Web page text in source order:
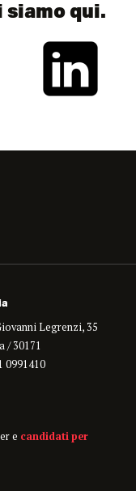
siamo qui.
Legrenzi, 35
/ 30171
0991410
e candidati per